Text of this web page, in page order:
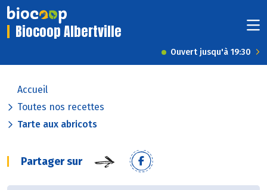
Biocoop Albertville
Ouvert jusqu'à 19:30
Accueil
Toutes nos recettes
Tarte aux abricots
Partager sur